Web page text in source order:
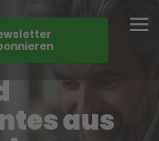
aus